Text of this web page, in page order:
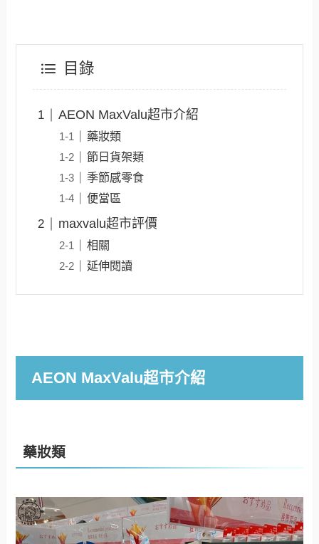
目錄
AEON MaxValu超市介紹
藥妝類
節日貨架類
季節感零食
便當區
maxvalu超市評價
相關
延伸閱讀
AEON MaxValu超市介紹
藥妝類